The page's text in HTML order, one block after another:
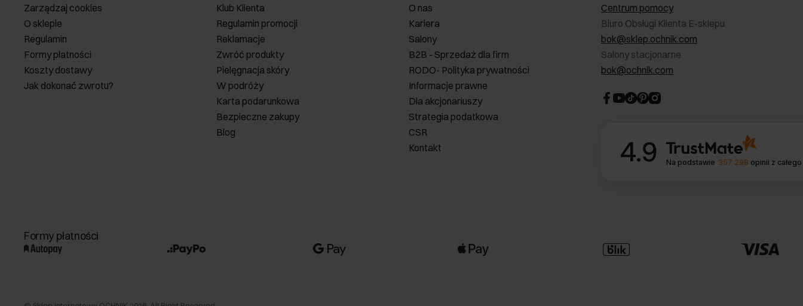
Zarządzaj cookies
O sklepie
Regulamin
Formy płatności
Koszty dostawy
Jak dokonać zwrotu?
Klub Klienta
Regulamin promocji
Reklamacje
Zwróć produkty
Pielęgnacja skóry
W podróży
Karta podarunkowa
Bezpieczne zakupy
Blog
O nas
Kariera
Salony
B2B - Sprzedaż dla firm
RODO- Polityka prywatności
Informacje prawne
Dla akcjonariuszy
Strategia podatkowa
CSR
Kontakt
Centrum pomocy
Biuro Obsługi Klienta E-sklepu
bok@sklep.ochnik.com
Salony stacjonarne
bok@ochnik.com
4.9 Na podstawie 357 298 opinii z
Formy płatności